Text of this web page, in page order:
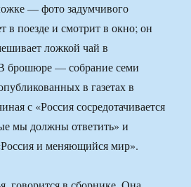
— фото задумчивого
в поезде и смотрит в окно; он
ложкой чай в
брошюре — собрание семи
в газетах в
с «Россия сосредотачивается
мы должны ответить» и
и меняющийся мир».